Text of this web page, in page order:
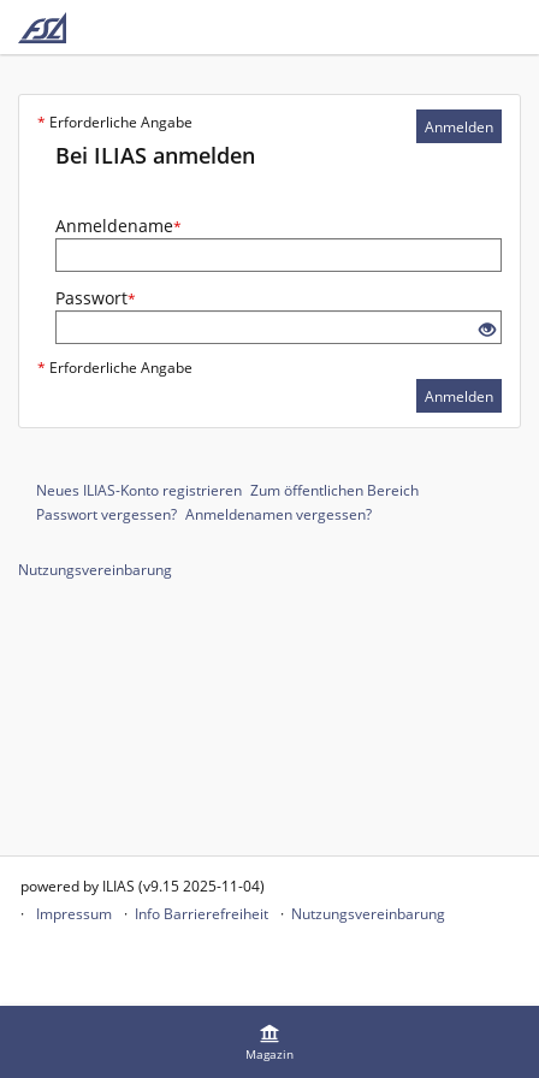
Magazin
Anmelden
* Erforderliche Angabe
Bei ILIAS anmelden
Anmeldename*
Passwort*
* Erforderliche Angabe
Anmelden
Neues ILIAS-Konto registrieren Zum öffentlichen Bereich
Passwort vergessen? Anmeldenamen vergessen?
Nutzungsvereinbarung
powered by ILIAS (v9.15 2025-11-04)
Impressum
Info Barrierefreiheit Nutzungsvereinbarung